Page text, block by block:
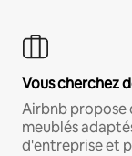
Vous cherchez
Airbnb propose
meublés
d'entreprise et